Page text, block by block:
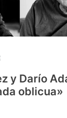
y Darío
oblicua»